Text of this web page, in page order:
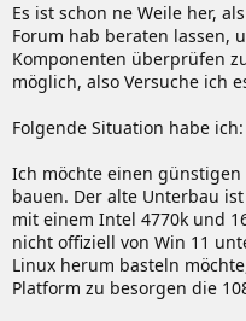
Es ist schon ne Weile her,
Forum hab beraten lassen,
Komponenten überprüfen
möglich, also Versuche ich
Folgende Situation habe ich:
Ich möchte einen günstigen
bauen. Der alte Unterbau ist
mit einem Intel 4770k und
nicht offiziell von Win 11
Linux herum basteln
Platform zu besorgen die